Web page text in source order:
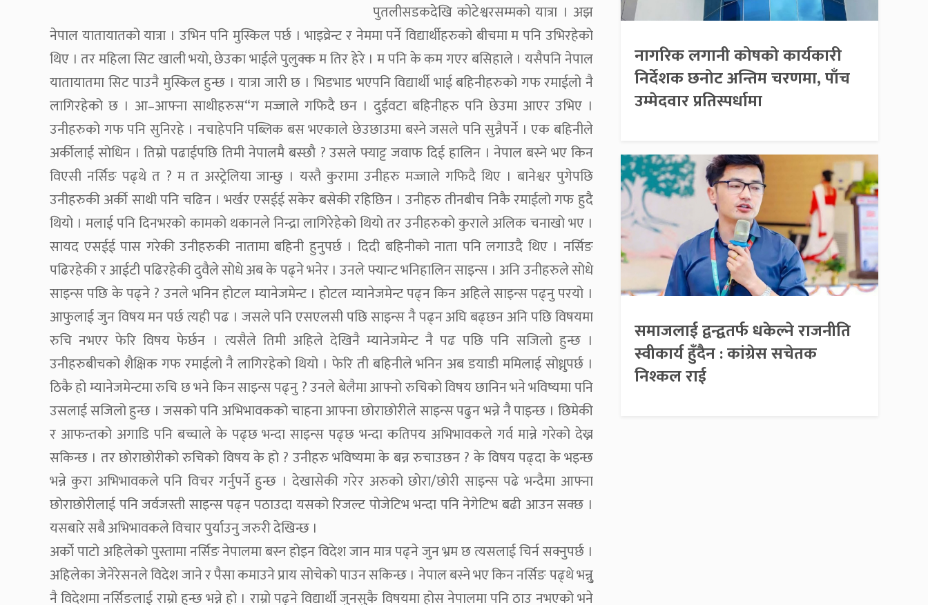
पुतलीसडकदेखि कोटेश्वरसम्मको यात्रा । अझ
नेपाल यातायातको यात्रा । उभिन पनि मुस्किल पर्छ । भाइव्रेन्ट र नेममा पर्ने विद्यार्थीहरुको बीचमा म पनि उभिरहेको
थिए । तर महिला सिट खाली भयो, छेउका भाईले पुलुक्क म तिर हेरे । म पनि के कम गएर बसिहाले । यसैपनि नेपाल
यातायातमा सिट पाउनै मुस्किल हुन्छ । यात्रा जारी छ । भिडभाड भएपनि विद्यार्थी भाई बहिनीहरुको गफ रमाईलो नै
लागिरहेको छ । आ–आफ्ना साथीहरुस“ग मज्जाले गफिदै छन । दुईवटा बहिनीहरु पनि छेउमा आएर उभिए ।
उनीहरुको गफ पनि सुनिरहे । नचाहेपनि पब्लिक बस भएकाले छेउछाउमा बस्ने जसले पनि सुन्नैपर्ने । एक बहिनीले
अर्कीलाई सोधिन । तिम्रो पढाईपछि तिमी नेपालमै बस्छौ ? उसले फ्याट्ट जवाफ दिई हालिन । नेपाल बस्ने भए किन
विएसी नर्सिङ पढ्थे त ? म त अस्ट्रेलिया जान्छु । यस्तै कुरामा उनीहरु मज्जाले गफिदै थिए । बानेश्वर पुगेपछि
उनीहरुकी अर्की साथी पनि चढिन । भर्खर एसईई सकेर बसेकी रहिछिन । उनीहरु तीनबीच निकै रमाईलो गफ हुदै
थियो । मलाई पनि दिनभरको कामको थकानले निन्द्रा लागिरेहेको थियो तर उनीहरुको कुराले अलिक चनाखो भए ।
सायद एसईई पास गरेकी उनीहरुकी नातामा बहिनी हुनुपर्छ । दिदी बहिनीको नाता पनि लगाउदै थिए । नर्सिङ
पढिरहेकी र आईटी पढिरहेकी दुवैले सोधे अब के पढ्ने भनेर । उनले फ्यान्ट भनिहालिन साइन्स । अनि उनीहरुले सोधे
साइन्स पछि के पढ्ने ? उनले भनिन होटल म्यानेजमेन्ट । होटल म्यानेजमेन्ट पढ्न किन अहिले साइन्स पढ्नु परयो ।
आफुलाई जुन विषय मन पर्छ त्यही पढ । जसले पनि एसएलसी पछि साइन्स नै पढ्न अघि बढ्छन अनि पछि विषयमा
रुचि नभएर फेरि विषय फेर्छन । त्यसैले तिमी अहिले देखिनै म्यानेजमेन्ट नै पढ पछि पनि सजिलो हुन्छ ।
उनीहरुबीचको शैक्षिक गफ रमाईलो नै लागिरहेको थियो । फेरि ती बहिनीले भनिन अब डयाडी ममिलाई सोध्नुपर्छ ।
ठिकै हो म्यानेजमेन्टमा रुचि छ भने किन साइन्स पढ्नु ? उनले बेलैमा आफ्नो रुचिको विषय छानिन भने भविष्यमा पनि
उसलाई सजिलो हुन्छ । जसको पनि अभिभावकको चाहना आफ्ना छोराछोरीले साइन्स पढुन भन्ने नै पाइन्छ । छिमेकी
र आफन्तको अगाडि पनि बच्चाले के पढ्छ भन्दा साइन्स पढ्छ भन्दा कतिपय अभिभावकले गर्व मान्ने गरेको देख्न
सकिन्छ । तर छोराछोरीको रुचिको विषय के हो ? उनीहरु भविष्यमा के बन्न रुचाउछन ? के विषय पढ्दा के भइन्छ
भन्ने कुरा अभिभावकले पनि विचर गर्नुपर्ने हुन्छ । देखासेकी गरेर अरुको छोरा/छोरी साइन्स पढे भन्दैमा आफ्ना
छोराछोरीलाई पनि जर्वजस्ती साइन्स पढ्न पठाउदा यसको रिजल्ट पोजेटिभ भन्दा पनि नेगेटिभ बढी आउन सक्छ ।
यसबारे सबै अभिभावकले विचार पुर्याउनु जरुरी देखिन्छ ।
अर्को पाटो अहिलेको पुस्तामा नर्सिङ नेपालमा बस्न होइन विदेश जान मात्र पढ्ने जुन भ्रम छ त्यसलाई चिर्न सक्नुपर्छ ।
अहिलेका जेनेरेसनले विदेश जाने र पैसा कमाउने प्राय सोचेको पाउन सकिन्छ । नेपाल बस्ने भए किन नर्सिङ पढ्थे भन्नु्
नै विदेशमा नर्सिङलाई राम्रो हुन्छ भन्ने हो । राम्रो पढ्ने विद्यार्थी जुनसुकै विषयमा होस नेपालमा पनि ठाउ नभएको भने
नागरिक लगानी कोषको कार्यकारी
निर्देशक छनोट अन्तिम चरणमा, पाँच
उम्मेदवार प्रतिस्पर्धामा
समाजलाई द्वन्द्वतर्फ धकेल्ने राजनीति
स्वीकार्य हुँदैन : कांग्रेस सचेतक
निश्कल राई